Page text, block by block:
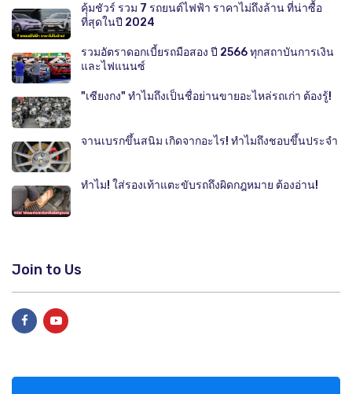
คุ้มชัวร์ รวม 7 รถยนต์ไฟฟ้า ราคาไม่ถึงล้าน ที่น่าซื้อ
ที่สุดในปี 2024
รวมอัตราดอกเบี้ยรถมือสอง ปี 2566 ทุกสถาบันการเงิน
และไฟแนนซ์
"เซียงกง" ทำไมถึงเป็นชื่อย่านขายอะไหล่รถเก่า ต้องรู้!
จานเบรกขึ้นสนิม เกิดจากอะไร! ทำไมถึงชอบขึ้นประจำ
ทำไม! ใส่รองเท้าแตะขับรถถึงผิดกฎหมาย ต้องอ่าน!
Join to Us